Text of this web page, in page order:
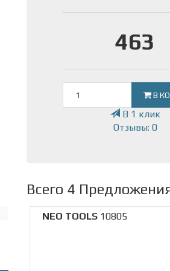
463
В
В 1 клик
Отзывы: 0
Всего 4
NEO TOOLS 10805